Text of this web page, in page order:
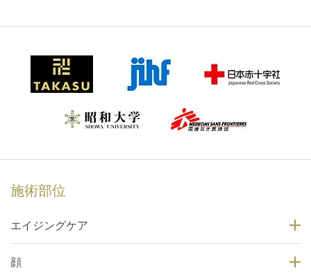
施術部位
エイジングケア
顔